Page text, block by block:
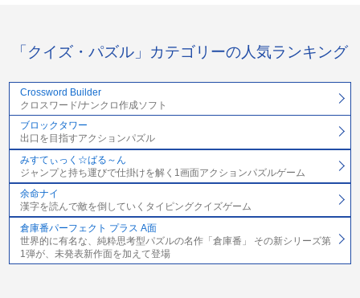
「クイズ・パズル」カテゴリーの人気ランキング
Crossword Builder
クロスワード/ナンクロ作成ソフト
ブロックタワー
出口を目指すアクションパズル
みすてぃっく☆ばる～ん
ジャンプと持ち運びで仕掛けを解く1画面アクションパズルゲーム
余命ナイ
漢字を読んで敵を倒していくタイピングクイズゲーム
倉庫番パーフェクト プラス A面
世界的に有名な、純粋思考型パズルの名作「倉庫番」 その新シリーズ第
1弾が、未発表新作面を加えて登場